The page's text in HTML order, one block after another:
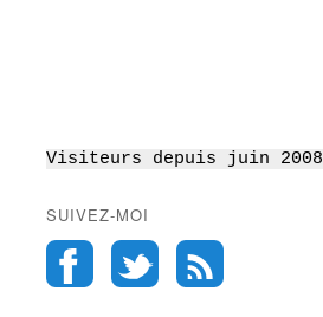
Visiteurs depuis juin 2008
SUIVEZ-MOI